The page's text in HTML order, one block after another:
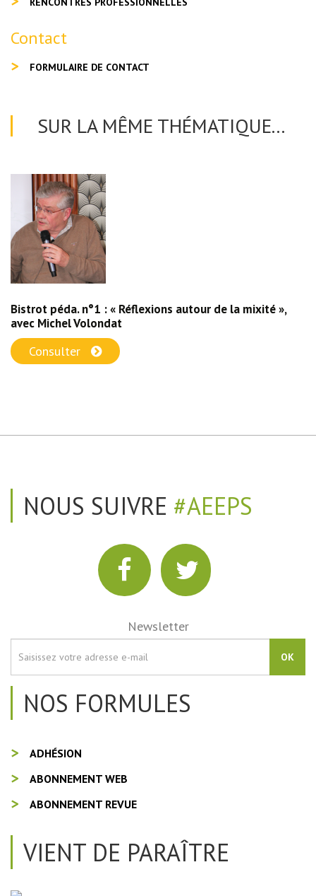
Contact
FORMULAIRE DE CONTACT
SUR LA MÊME THÉMATIQUE...
Bistrot péda. n°1 : « Réflexions autour de la mixité »,
avec Michel Volondat
Consulter
NOUS SUIVRE #AEEPS
Newsletter
OK
NOS FORMULES
ADHÉSION
ABONNEMENT WEB
ABONNEMENT REVUE
VIENT DE PARAÎTRE